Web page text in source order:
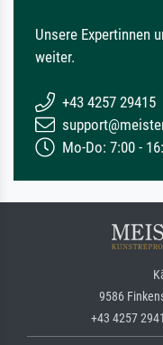
Unsere Expertinnen
weiter.
+43 4257 29415
Mo-Do: 7:00 -
9586
+43 4257